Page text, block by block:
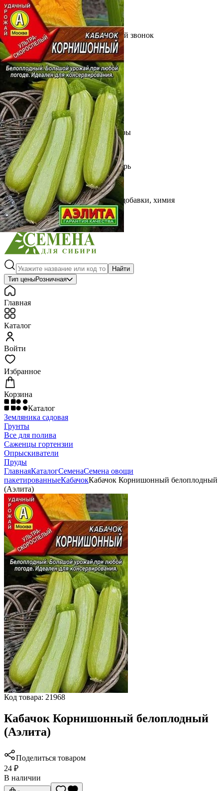
Выберите город
Обратный звонокЗаказать обратный звонок
Каталог
Семена
Грунты
Газонные травы, сидераты
Горшки, рассадники, аксессуары
Посадочный материал
Садовый инструмент, инвентарь
Консервирование
Средства защиты, удобрения, добавки, химия
Обустройство сада, декор
Найти
Тип ценыРозничная
Главная
Каталог
Войти
Избранное
Корзина
Каталог
Земляника садовая
Грунты
Все для полива
Саженцы гортензии
Опрыскиватели
Пруды
ГлавнаяКаталогСеменаСемена овощи
пакетированныеКабачокКабачок Корнишонный белоплодный
(Аэлита)
Код товара: 21968
Кабачок Корнишонный белоплодный
(Аэлита)
Поделиться товаром
24 ₽
В наличии